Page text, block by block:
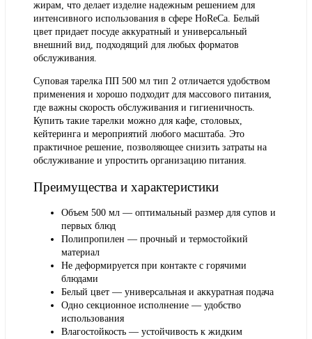
жирам, что делает изделие надежным решением для
интенсивного использования в сфере HoReCa. Белый
цвет придает посуде аккуратный и универсальный
внешний вид, подходящий для любых форматов
обслуживания.
Суповая тарелка ПП 500 мл тип 2 отличается удобством
применения и хорошо подходит для массового питания,
где важны скорость обслуживания и гигиеничность.
Купить такие тарелки можно для кафе, столовых,
кейтеринга и мероприятий любого масштаба. Это
практичное решение, позволяющее снизить затраты на
обслуживание и упростить организацию питания.
Преимущества и характеристики
Объем 500 мл — оптимальный размер для супов и
первых блюд
Полипропилен — прочный и термостойкий
материал
Не деформируется при контакте с горячими
блюдами
Белый цвет — универсальная и аккуратная подача
Одно секционное исполнение — удобство
использования
Влагостойкость — устойчивость к жидким